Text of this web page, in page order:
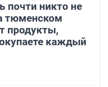
почти никто не
тюменском
продукты,
каждый